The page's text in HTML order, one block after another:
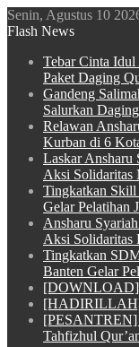
Senin, Agustus 10
Flash News
Tebar Cinta Idul
Paket Daging
Gandeng
Salurkan
Relawan
Kurban di 6
Laskar Ansharu
Aksi Solidaritas
Tingkatkan Skill
Gelar Pelatihan
Ansharu
Aksi Solidaritas
Tingkatkan
Banten Gelar
[DOWNLOAD]
[PESANTREN]
Tahfizhul